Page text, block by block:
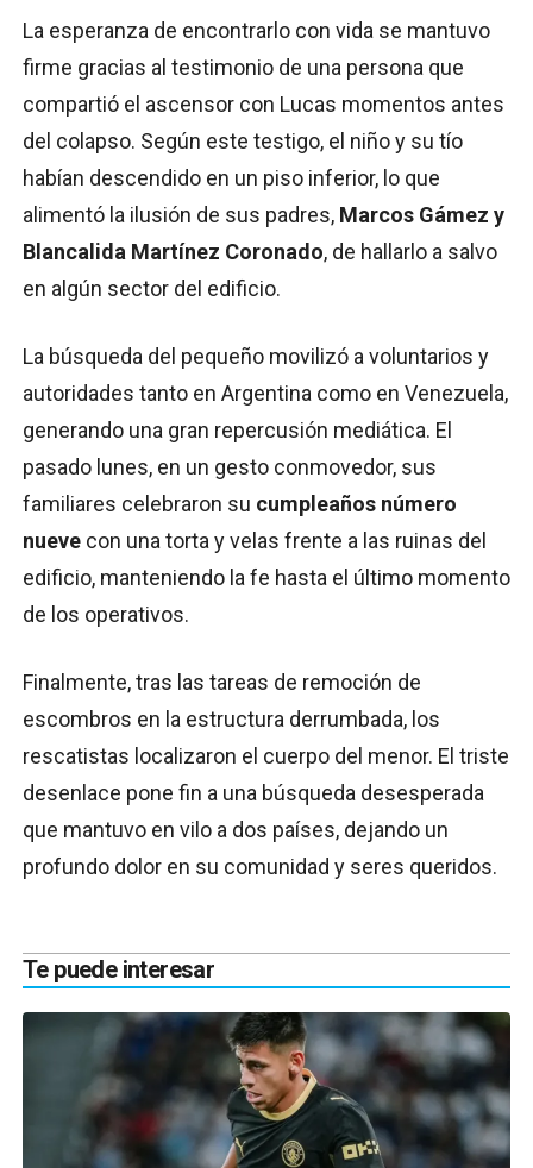
La esperanza de encontrarlo con vida se mantuvo
firme gracias al testimonio de una persona que
compartió el ascensor con Lucas momentos antes
del colapso. Según este testigo, el niño y su tío
habían descendido en un piso inferior, lo que
alimentó la ilusión de sus padres, Marcos Gámez y
Blancalida Martínez Coronado, de hallarlo a salvo
en algún sector del edificio.
La búsqueda del pequeño movilizó a voluntarios y
autoridades tanto en Argentina como en Venezuela,
generando una gran repercusión mediática. El
pasado lunes, en un gesto conmovedor, sus
familiares celebraron su cumpleaños número
nueve con una torta y velas frente a las ruinas del
edificio, manteniendo la fe hasta el último momento
de los operativos.
Finalmente, tras las tareas de remoción de
escombros en la estructura derrumbada, los
rescatistas localizaron el cuerpo del menor. El triste
desenlace pone fin a una búsqueda desesperada
que mantuvo en vilo a dos países, dejando un
profundo dolor en su comunidad y seres queridos.
Te puede interesar